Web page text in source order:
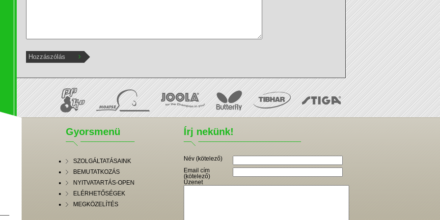
Írj nekünk!
Név (kötelező)
Email cím
(kötelező)
Üzenet
Gyorsmenü
SZOLGÁLTATÁSAINK
BEMUTATKOZÁS
NYITVATARTÁS-OPEN
ELÉRHETŐSÉGEK
MEGKÖZELÍTÉS